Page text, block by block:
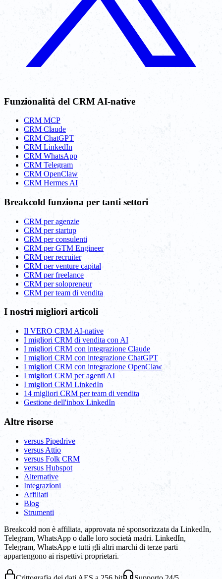
Funzionalità del CRM AI-native
CRM MCP
CRM Claude
CRM ChatGPT
CRM LinkedIn
CRM WhatsApp
CRM Telegram
CRM OpenClaw
CRM Hermes AI
Breakcold funziona per tanti settori
CRM per agenzie
CRM per startup
CRM per consulenti
CRM per GTM Engineer
CRM per recruiter
CRM per venture capital
CRM per freelance
CRM per solopreneur
CRM per team di vendita
I nostri migliori articoli
Il VERO CRM AI-native
I migliori CRM di vendita con AI
I migliori CRM con integrazione Claude
I migliori CRM con integrazione ChatGPT
I migliori CRM con integrazione OpenClaw
I migliori CRM per agenti AI
I migliori CRM LinkedIn
14 migliori CRM per team di vendita
Gestione dell'inbox LinkedIn
Altre risorse
versus Pipedrive
versus Attio
versus Folk CRM
versus Hubspot
Alternative
Integrazioni
Affiliati
Blog
Strumenti
Breakcold non è affiliata, approvata né sponsorizzata da LinkedIn,
Telegram, WhatsApp o dalle loro società madri. LinkedIn,
Telegram, WhatsApp e tutti gli altri marchi di terze parti
appartengono ai rispettivi proprietari.